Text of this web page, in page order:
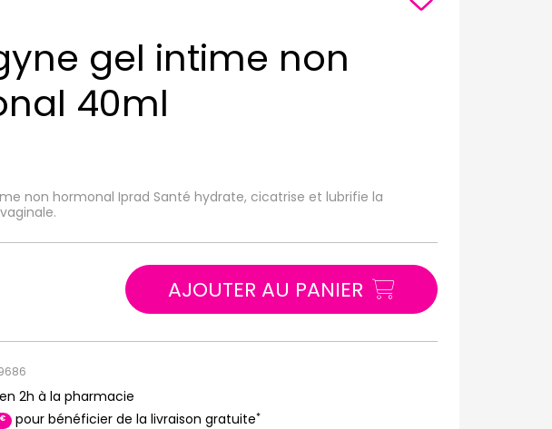
gel intime non
40ml
non hormonal Iprad Santé hydrate, cicatrise et lubrifie la
AJOUTER AU PANIER
2h à la pharmacie
€ pour bénéficier de la livraison gratuite*